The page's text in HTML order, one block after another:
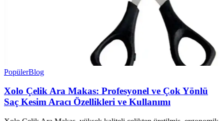
PopülerBlog
Xolo Çelik Ara Makas: Profesyonel ve Çok Yönlü
Saç Kesim Aracı Özellikleri ve Kullanımı